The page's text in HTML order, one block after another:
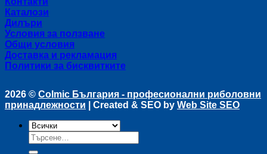
Каталози
Дилъри
Условия за ползване
Общи условия
Доставка и рекламация
Политики за бисквитките
2026 © Colmic България - професионални риболовни
принадлежности | Created & SEO by Web Site SEO
Търсене
за: